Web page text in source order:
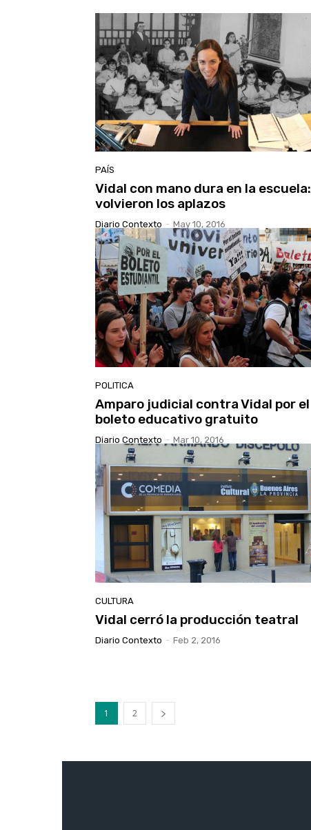
PAÍS
Vidal con mano dura en la escuela:
volvieron los aplazos
Diario Contexto - May 10, 2016
POLITICA
Amparo judicial contra Vidal por el
boleto educativo gratuito
Diario Contexto - Mar 10, 2016
CULTURA
Vidal cerró la producción teatral
Diario Contexto - Feb 2, 2016
1 2